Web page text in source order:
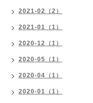
2021-02（2）
2021-01（1）
2020-12（1）
2020-05（1）
2020-04（1）
2020-01（1）